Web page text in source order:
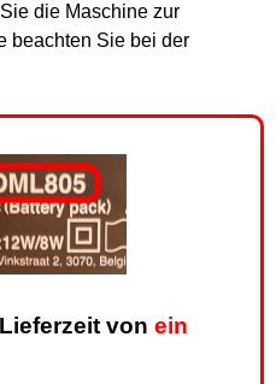
die Maschine zur
beachten Sie bei der
von ein